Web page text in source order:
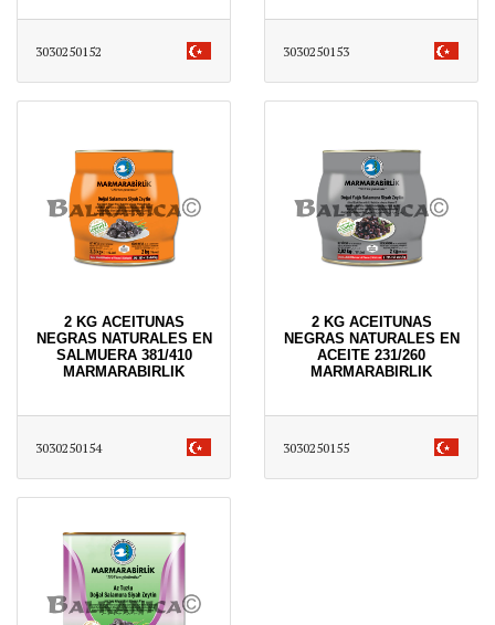
3030250152 3030250153
2 KG ACEITUNAS
NEGRAS NATURALES EN
SALMUERA 381/410
MARMARABIRLIK
3030250154
2 KG ACEITUNAS
NEGRAS NATURALES EN
ACEITE 231/260
MARMARABIRLIK
3030250155